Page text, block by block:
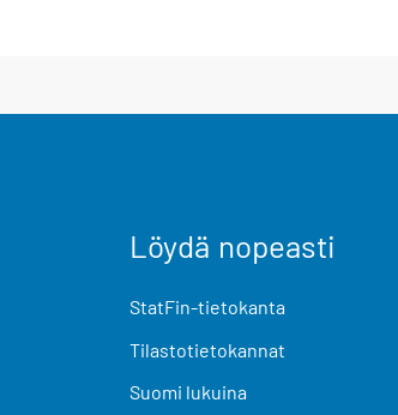
Löydä nopeasti
StatFin-tietokanta
Tilastotietokannat
Suomi lukuina